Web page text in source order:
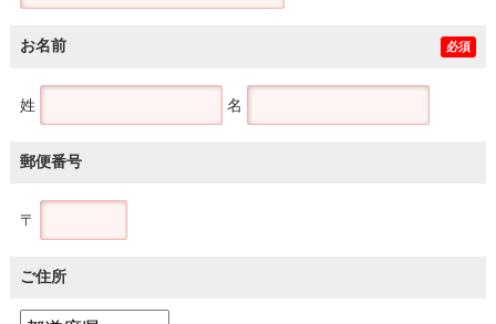
お名前 必須
姓 名
郵便番号
〒
ご住所